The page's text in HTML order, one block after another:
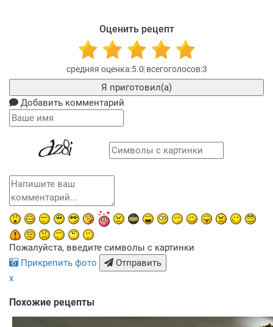
Оценить рецепт
5.0 3
Я приготовил(а)
Добавить комментарий
Пожалуйста, введите символы с картинки
Прикрепить фото
Отправить
x
Похожие рецепты